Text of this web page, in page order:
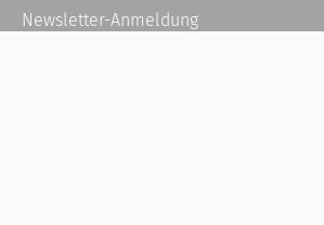
Newsletter-Anmeldung